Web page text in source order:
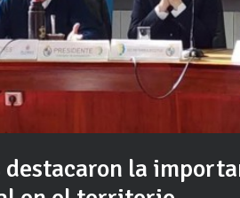
la